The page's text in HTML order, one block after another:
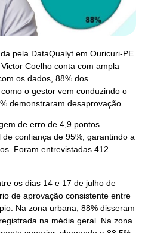
pela DataQualyt em Ouricuri-PE
Coelho conta com ampla
os dados, 88% dos
o gestor vem conduzindo o
demonstraram desaprovação.
de erro de 4,9 pontos
confiança de 95%, garantindo a
Foram entrevistadas 412
os dias 14 e 17 de julho de
de aprovação consistente entre
Na zona urbana, 88% disseram
na média geral. Na zona